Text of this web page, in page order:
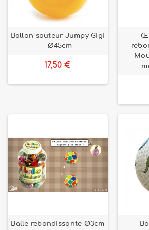
Ballon sauteur Jumpy Gigi
- Ø45cm
17,50 €
Balle rebondissante Ø3cm